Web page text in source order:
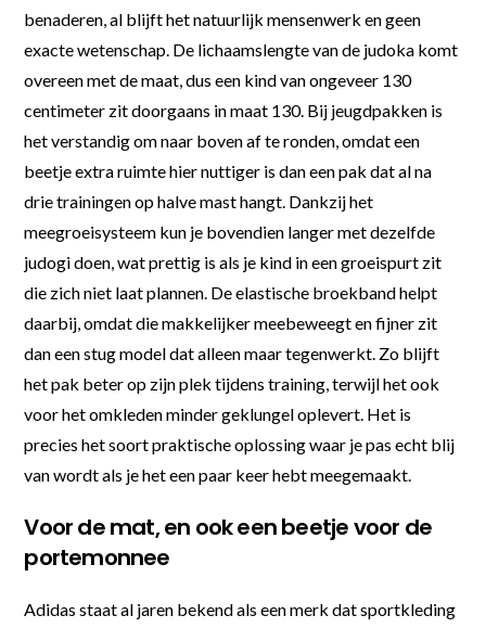
benaderen, al blijft het natuurlijk mensenwerk en geen
exacte wetenschap. De lichaamslengte van de judoka komt
overeen met de maat, dus een kind van ongeveer 130
centimeter zit doorgaans in maat 130. Bij jeugdpakken is
het verstandig om naar boven af te ronden, omdat een
beetje extra ruimte hier nuttiger is dan een pak dat al na
drie trainingen op halve mast hangt. Dankzij het
meegroeisysteem kun je bovendien langer met dezelfde
judogi doen, wat prettig is als je kind in een groeispurt zit
die zich niet laat plannen. De elastische broekband helpt
daarbij, omdat die makkelijker meebeweegt en fijner zit
dan een stug model dat alleen maar tegenwerkt. Zo blijft
het pak beter op zijn plek tijdens training, terwijl het ook
voor het omkleden minder geklungel oplevert. Het is
precies het soort praktische oplossing waar je pas echt blij
van wordt als je het een paar keer hebt meegemaakt.
Voor de mat, en ook een beetje voor de
portemonnee
Adidas staat al jaren bekend als een merk dat sportkleding